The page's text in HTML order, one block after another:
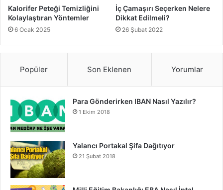
Kalorifer Peteği Temizliğini
Kolaylaştıran Yöntemler
6 Ocak 2025
İç Çamaşırı Seçerken Nelere
Dikkat Edilmeli?
26 Şubat 2022
Popüler Son Eklenen Yorumlar
Para Gönderirken IBAN Nasıl Yazılır?
1 Ekim 2018
Yalancı Portakal Şifa Dağıtıyor
21 Şubat 2018